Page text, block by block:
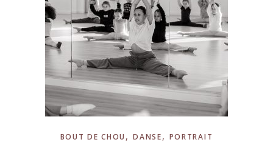
BOUT DE CHOU ,DANSE, PORTRAIT